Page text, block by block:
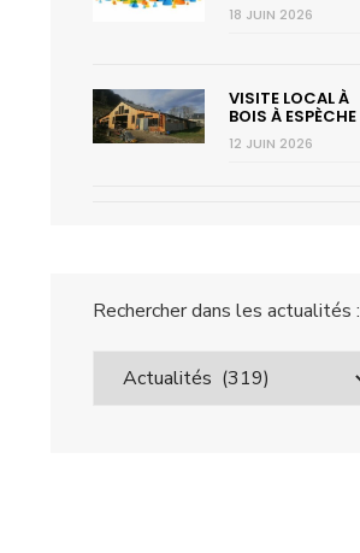
18 JUIN 2026
VISITE LOCAL À
BOIS À ESPÈCHE
12 JUIN 2026
Rechercher dans les actualités :